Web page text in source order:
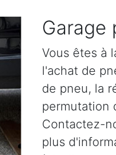
Garage
Vous êtes à
l'achat de
de pneu, la
permutation
Contactez-
plus